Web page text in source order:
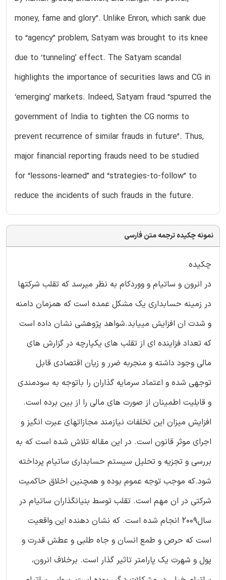
money, fame and glory”. Unlike Enron, which sank due
to “agency” problem, Satyam was brought to its knee
due to ‘tunneling’ effect. The Satyam scandal
highlights the importance of securities laws and CG in
‘emerging’ markets. Indeed, Satyam fraud “spurred the
government of India to tighten the CG norms to
prevent recurrence of similar frauds in future”. Thus,
major financial reporting frauds need to be studied
for “lessons-learned” and “strategies-to-follow” to
reduce the incidents of such frauds in the future.
نمونه چکیده ترجمه متن فارسی
چکیده
در انرون و ساتیام و ووردکام به نظر میرسد که تقلب شرکتها
در زمینه حسابداری یک مشکل عمده است که همزمان دامنه
و شدت ان افزایش مییابد.شواهد پژوهشی نشان داده است
که تعداد فزاینده ای از تقلب های یکپارچه در گزارش های
مالی وجود داشته و منجربه ضرر و زیان اقتصادی قابل
توجهی شده و اعتماد سرمایه گذاران را باتوجه به سودمندی
و قابلیت اطمینان از صورت های مالی را از بین برده است.
افزایش میزان این تخلفات نیازمند مجازاتهای عبرت انگیز و
اجرای موثر قانون است. در این مقاله تلاش شده است که به
بررسی و تجزیه و تحلیل سیستم حسابداری ساتیام پرداخته
شود.که موجب توجه عموم بوده و همچنین اخلاق حاکمیت
شرکتی در ان مهم است. تقلب توسط بنیانگذاران ساتیام در
سال2009 انجام شده است. که نشان دهنده این واقعیت
است که حرص و طمع انسان و جاه طلبی و عطش قدرت و
پول و شهرت یک پارامتر تاثیر گذار است. برخلاف انرون،